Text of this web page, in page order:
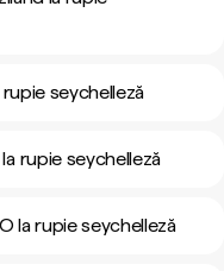
seychelleză
rupie seychelleză
la rupie seychelleză